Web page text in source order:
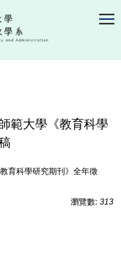
範大學《教育科學
育科學研究期刊》全年徵
瀏覽數: 313